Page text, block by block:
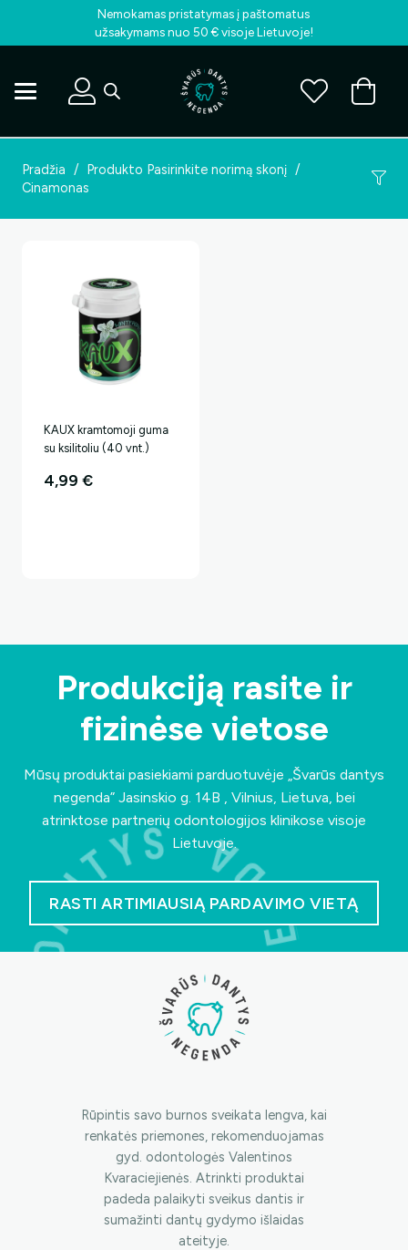
Nemokamas pristatymas į paštomatus
užsakymams nuo 50 € visoje Lietuvoje!
Pradžia / Produkto Pasirinkite norimą skonį /
Cinamonas
KAUX kramtomoji guma
su ksilitoliu (40 vnt.)
4,99€
Produkciją rasite ir
fizinėse vietose
Mūsų produktai pasiekiami parduotuvėje „Švarūs dantys
negenda” Jasinskio g. 14B , Vilnius, Lietuva, bei
atrinktose partnerių odontologijos klinikose visoje
Lietuvoje.
RASTI ARTIMIAUSIĄ PARDAVIMO VIETĄ
Rūpintis savo burnos sveikata lengva, kai
renkatės priemones, rekomenduojamas
gyd. odontologės Valentinos
Kvaraciejienės. Atrinkti produktai
padeda palaikyti sveikus dantis ir
sumažinti dantų gydymo išlaidas
ateityje.